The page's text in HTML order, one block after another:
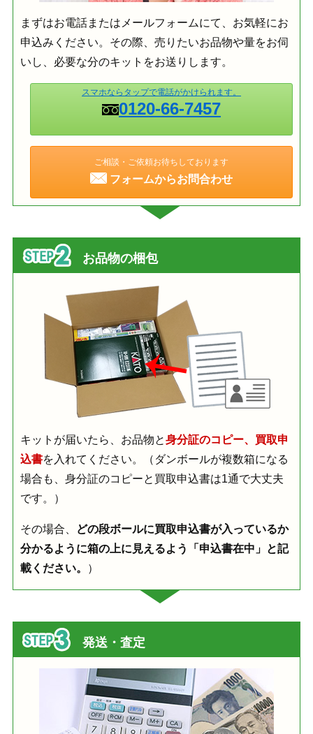
まずはお電話またはメールフォームにて、お気軽にお
申込みください。その際、売りたいお品物や量をお伺
いし、必要な分のキットをお送りします。
スマホならタップで電話がかけられます。
0120-66-7457
ご相談・ご依頼お待ちしております
フォームからお問合わせ
お品物の梱包
キットが届いたら、お品物と身分証のコピー、買取申
込書を入れてください。（ダンボールが複数箱になる
場合も、身分証のコピーと買取申込書は1通で大丈夫
です。）
その場合、
どの段ボールに買取申込書が入っているか
分かるように箱の上に見えるよう「申込書在中」と記
載ください。
）
発送・査定